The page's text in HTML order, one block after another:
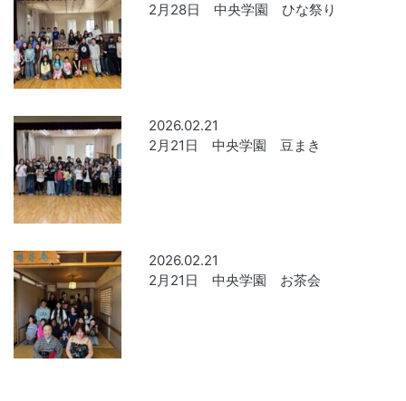
2月28日 中央学園 ひな祭り
2026.02.21
2月21日 中央学園 豆まき
2026.02.21
2月21日 中央学園 お茶会